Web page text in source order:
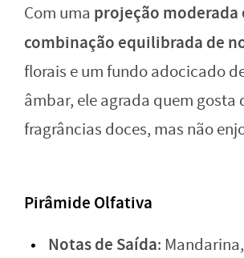
Com uma projeção moderada
combinação equilibrada de
florais e um fundo adocicado
âmbar, ele agrada quem gosta
fragrâncias doces, mas não
Pirâmide Olfativa
Notas de Saída: